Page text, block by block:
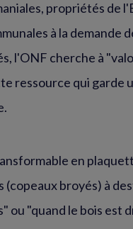
propriétés de
à la demande
l'ONF cherche à
ressource qui garde
en
broyés) à
ou "quand le bois est